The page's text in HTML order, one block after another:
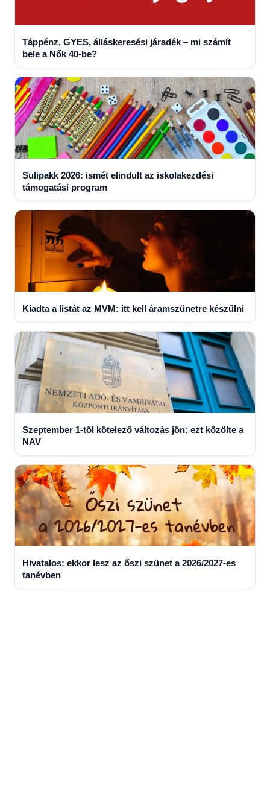
Táppénz, GYES, álláskeresési járadék – mi számít
bele a Nők 40-be?
Sulipakk 2026: ismét elindult az iskolakezdési
támogatási program
Kiadta a listát az MVM: itt kell áramszünetre készülni
Szeptember 1-től kötelező változás jön: ezt közölte a
NAV
Hivatalos: ekkor lesz az őszi szünet a 2026/2027-es
tanévben